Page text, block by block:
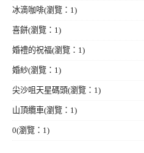
冰滴咖啡(瀏覽：1)
喜餅(瀏覽：1)
婚禮的祝福(瀏覽：1)
婚紗(瀏覽：1)
尖沙咀天星碼頭(瀏覽：1)
山頂纜車(瀏覽：1)
0(瀏覽：1)